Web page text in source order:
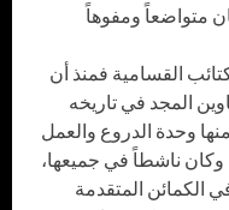
متواضعاً ومفوهاً
القسامية فمنذ أن
المجد في تاريخه
وحدة الدروع والعمل
وكان ناشطاً في جميعها،
الكمائن المتقدمة